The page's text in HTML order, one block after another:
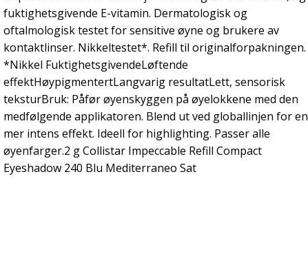
fuktighetsgivende E-vitamin. Dermatologisk og
oftalmologisk testet for sensitive øyne og brukere av
kontaktlinser. Nikkeltestet*. Refill til originalforpakningen.
*Nikkel FuktighetsgivendeLøftende
effektHøypigmentertLangvarig resultatLett, sensorisk
teksturBruk: Påfør øyenskyggen på øyelokkene med den
medfølgende applikatoren. Blend ut ved globallinjen for en
mer intens effekt. Ideell for highlighting. Passer alle
øyenfarger.2 g Collistar Impeccable Refill Compact
Eyeshadow 240 Blu Mediterraneo Sat